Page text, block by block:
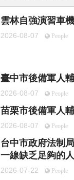
雲林自強演習車
2026-08-07 People
臺中市後備軍人
2026-08-07 People
苗栗市後備軍人
2026-08-07 People
台中市政府法制
一線缺乏足夠的
2026-07-22 People